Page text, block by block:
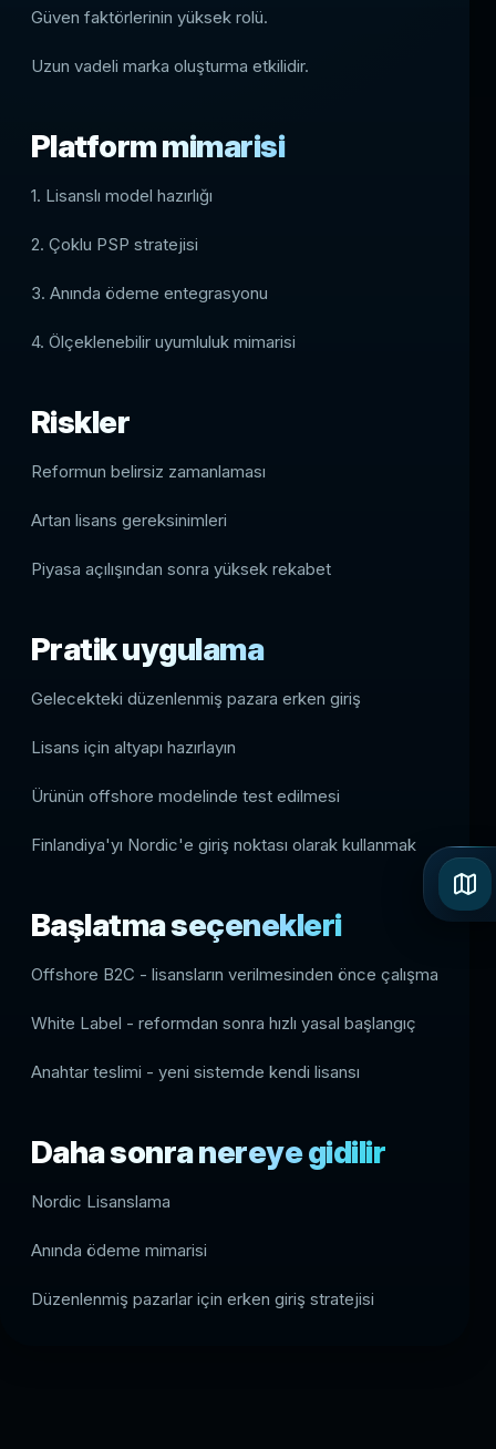
Güven faktörlerinin yüksek rolü.
Uzun vadeli marka oluşturma etkilidir.
Platform mimarisi
1. Lisanslı model hazırlığı
2. Çoklu PSP stratejisi
3. Anında ödeme entegrasyonu
4. Ölçeklenebilir uyumluluk mimarisi
Riskler
Reformun belirsiz zamanlaması
Artan lisans gereksinimleri
Piyasa açılışından sonra yüksek rekabet
Pratik uygulama
Gelecekteki düzenlenmiş pazara erken giriş
Lisans için altyapı hazırlayın
Ürünün offshore modelinde test edilmesi
Finlandiya'yı Nordic'e giriş noktası olarak kullanmak
Başlatma seçenekleri
Offshore B2C - lisansların verilmesinden önce çalışma
White Label - reformdan sonra hızlı yasal başlangıç
Anahtar teslimi - yeni sistemde kendi lisansı
Daha sonra nereye gidilir
Nordic Lisanslama
Anında ödeme mimarisi
Düzenlenmiş pazarlar için erken giriş stratejisi